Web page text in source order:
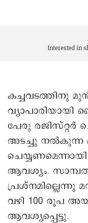
Interested in
കച്ചവടത്തിനു
പേരു രജിസ്റ്റർ
അടച്ചു നൽകുന്ന
ആവശ്യം.
പ്രശ്നമില്ലെന്നു
വഴി 100 രൂപ
ആവശ്യപ്പെട്ടു.